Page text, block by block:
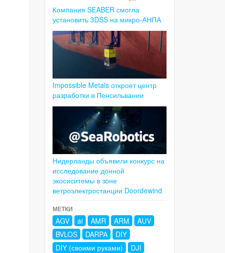
Компания SEABER смогла
установить 3DSS на микро-АНПА
Impossible Metals откроет центр
разработки в Пенсильвании
Нидерланды объявили конкурс на
исследование донной
экосиситемы в зоне
ветроэлектростанции Doordewind
МЕТКИ
AGV ai AMR ARM
AUV
BVLOS
DARPA
DIY
DIY (своими руками)
DJI